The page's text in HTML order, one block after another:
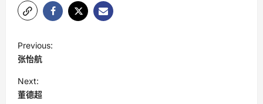
o
s
t
Previous:
张怡航
Next:
董德超